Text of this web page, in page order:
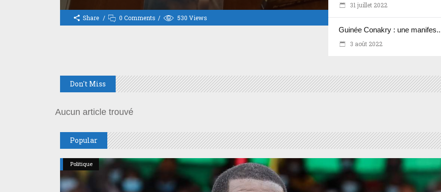
Share 0 Comments 530 Views
31 juillet 2022
Guinée Conakry : une
3 août 2022
Don't Miss
Aucun article trouvé
Popular
Politique